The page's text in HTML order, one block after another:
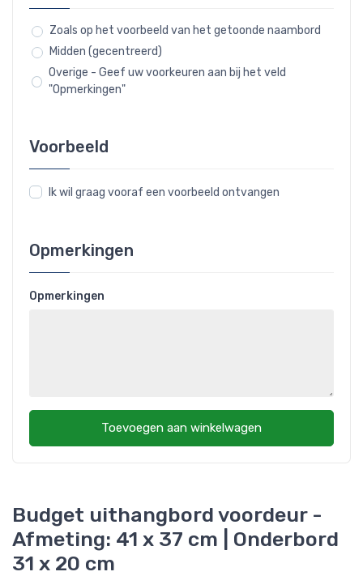
Budget uithangbord voordeur -
Afmeting: 41 x 37 cm | Onderbord
31 x 20 cm
Zoals op het voorbeeld van het getoonde naambord
Midden (gecentreerd)
Overige - Geef uw voorkeuren aan bij het veld
"Opmerkingen"
Voorbeeld
Ik wil graag vooraf een voorbeeld ontvangen
Opmerkingen
Opmerkingen
Toevoegen aan winkelwagen